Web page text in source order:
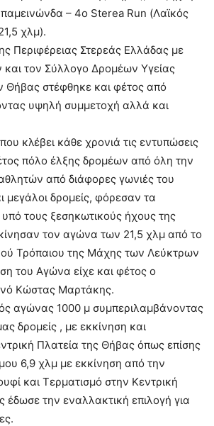
– 4ο Sterea Run (Λαϊκός
χλμ).
Περιφέρειας Στερεάς Ελλάδας με
τον Σύλλογο Δρομέων Υγείας
στέφθηκε και φέτος από
υψηλή συμμετοχή αλλά και
κλέβει κάθε χρονιά τις εντυπώσεις
πόλο έλξης δρομέων από όλη την
από διάφορες γωνιές του
μεγάλοι δρομείς, φόρεσαν τα
υπό τους ξεσηκωτικούς ήχους της
τον αγώνα των 21,5 χλμ από το
Τρόπαιου της Μάχης των Λεύκτρων
του Αγώνα είχε και φέτος ο
Κώστας Μαρτάκης.
αγώνας 1000 μ συμπεριλαμβάνοντας
δρομείς , με εκκίνηση και
Πλατεία της Θήβας όπως επίσης
6,9 χλμ με εκκίνηση από την
και Τερματισμό στην Κεντρική
έδωσε την εναλλακτική επιλογή για